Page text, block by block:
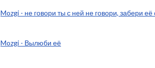
Mozgi - не говори ты с ней не говори, забери её
Mozgi - Вылюби её